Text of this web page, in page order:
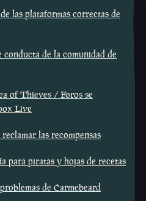
las plataformas correctas de
de la comunidad de
of Thieves / Foros se
Live
las recompensas
para piratas y hojas de recetas
de Carmebeard